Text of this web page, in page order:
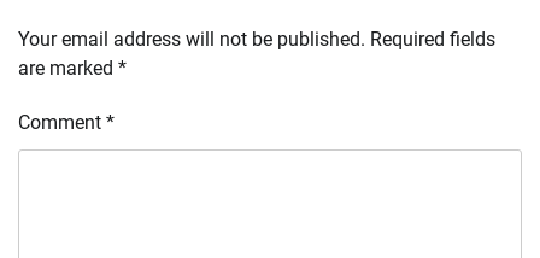
Your email address will not be published. Required fields
are marked *
Comment *